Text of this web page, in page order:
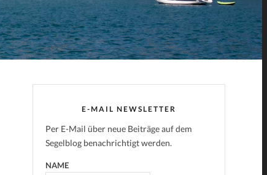
E-MAIL NEWSLETTER
Per E-Mail über neue Beiträge auf dem
Segelblog benachrichtigt werden.
NAME